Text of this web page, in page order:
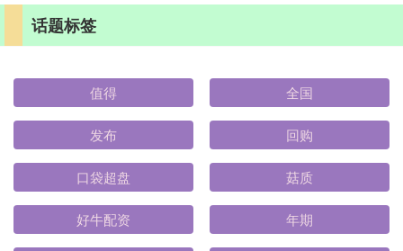
话题标签
值得 全国
发布 回购
口袋超盘 菇质
好牛配资 年期